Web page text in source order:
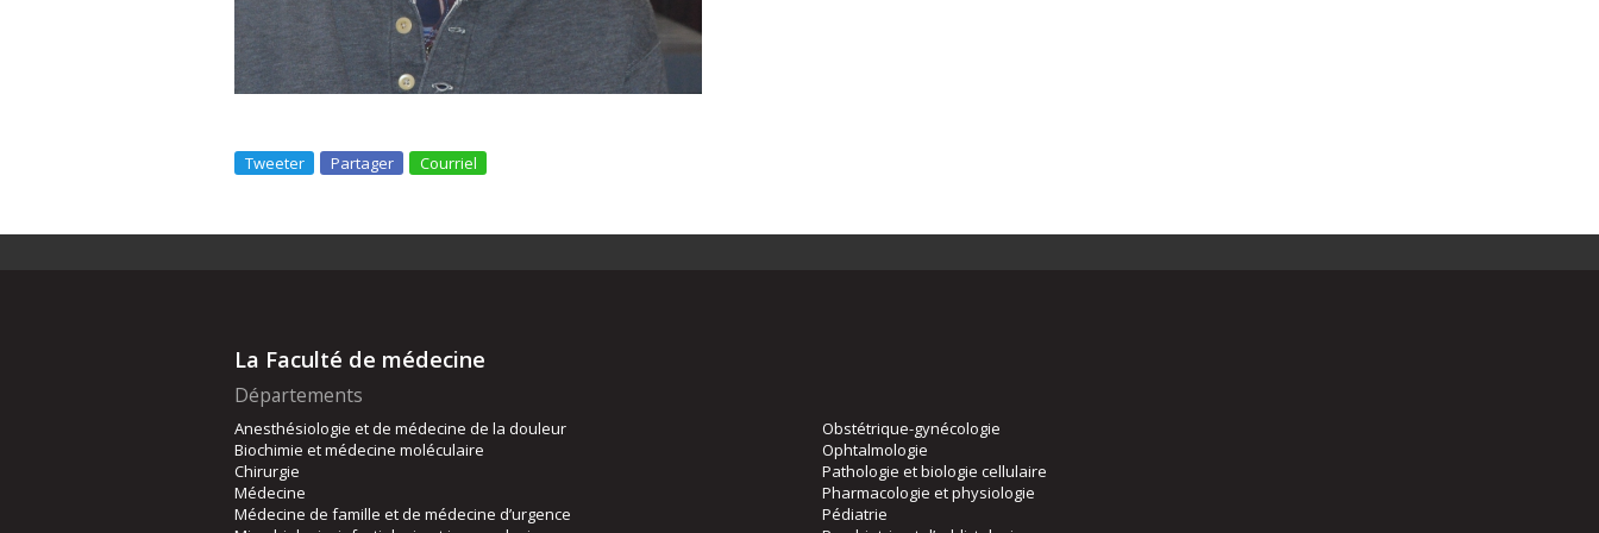
Tweeter Partager Courriel
La Faculté de médecine
Départements
Anesthésiologie et de médecine de la douleur
Biochimie et médecine moléculaire
Chirurgie
Médecine
Médecine de famille et de médecine d’urgence
Obstétrique-gynécologie
Ophtalmologie
Pathologie et biologie cellulaire
Pharmacologie et physiologie
Pédiatrie